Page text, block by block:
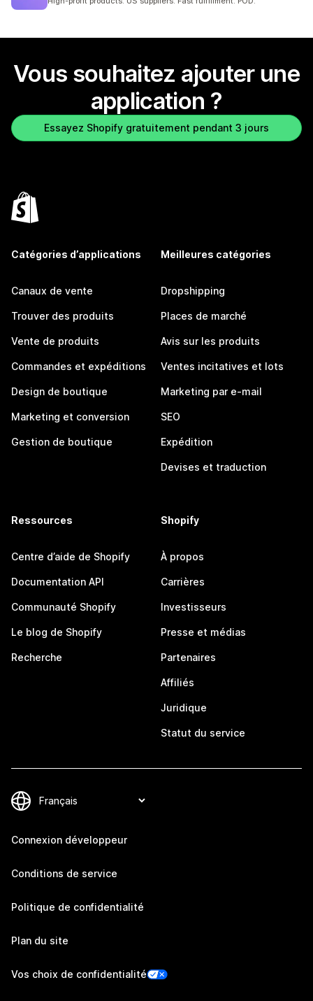
Vous souhaitez ajouter une
application ?
Essayez Shopify gratuitement pendant 3 jours
Catégories d’applications
Canaux de vente
Trouver des produits
Vente de produits
Commandes et expéditions
Design de boutique
Marketing et conversion
Gestion de boutique
Meilleures catégories
Dropshipping
Places de marché
Avis sur les produits
Ventes incitatives et lots
Marketing par e-mail
SEO
Expédition
Devises et traduction
Ressources
Centre d’aide de Shopify
Documentation API
Communauté Shopify
Le blog de Shopify
Recherche
Shopify
À propos
Carrières
Investisseurs
Presse et médias
Partenaires
Affiliés
Juridique
Statut du service
Connexion développeur
Conditions de service
Politique de confidentialité
Plan du site
Vos choix de confidentialité